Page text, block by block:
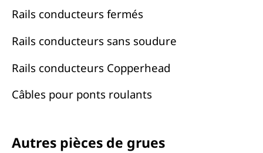
Rails conducteurs fermés
Rails conducteurs sans soudure
Rails conducteurs Copperhead
Câbles pour ponts roulants
Autres pièces de grues